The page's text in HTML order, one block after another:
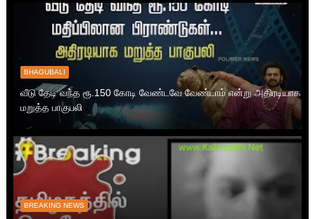
BHAGUBALI
வீடு தேடி வந்த ரூ.150 கோடி வேண்டவே வேண்டாம் என்று அதிரடியாக
மறுத்த பாகுபலி
BREAKING NEWS